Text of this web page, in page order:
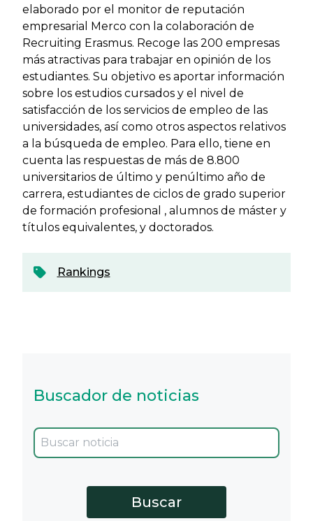
elaborado por el monitor de reputación
empresarial Merco con la colaboración de
Recruiting Erasmus. Recoge las 200 empresas
más atractivas para trabajar en opinión de los
estudiantes. Su objetivo es aportar información
sobre los estudios cursados y el nivel de
satisfacción de los servicios de empleo de las
universidades, así como otros aspectos relativos
a la búsqueda de empleo. Para ello, tiene en
cuenta las respuestas de más de 8.800
universitarios de último y penúltimo año de
carrera, estudiantes de ciclos de grado superior
de formación profesional , alumnos de máster y
títulos equivalentes, y doctorados.
Rankings
Buscador de noticias